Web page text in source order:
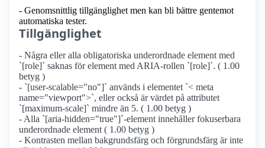
- Genomsnittlig tillgänglighet men kan bli bättre gentemot
automatiska tester.
Tillgänglighet
- Några eller alla obligatoriska underordnade element med
`[role]` saknas för element med ARIA-rollen `[role]`. ( 1.00
betyg )
- `[user-scalable="no"]` används i elementet `< meta
name="viewport">`, eller också är värdet på attributet
`[maximum-scale]` mindre än 5. ( 1.00 betyg )
- Alla `[aria-hidden="true"]`-element innehåller fokuserbara
underordnade element ( 1.00 betyg )
- Kontrasten mellan bakgrundsfärg och förgrundsfärg är inte